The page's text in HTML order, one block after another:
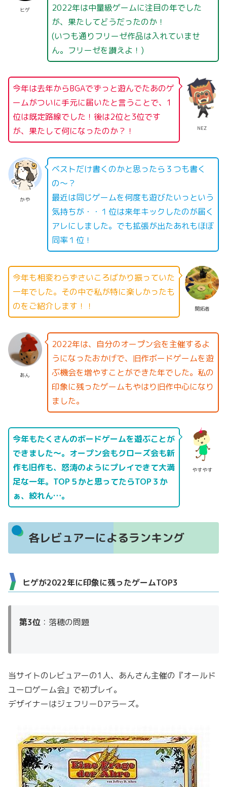
ヒゲ
2022年は中量級ゲームに注目の年でした
が、果たしてどうだったのか！
(いつも通りフリーゼ作品は入れていませ
ん。フリーゼを讃えよ！)
NEZ
今年は去年からBGAでずっと遊んでたあのゲ
ームがついに手元に届いたと言うことで、1
位は既定路線でした！後は2位と3位です
が、果たして何になったのか？！
かや
ベストだけ書くのかと思ったら３つも書く
の〜？
最近は同じゲームを何度も遊びたいっという
気持ちが・・１位は来年キックしたのが届く
アレにしました。でも拡張が出たあれもほぼ
同率１位！
開拓者
今年も相変わらずさいころばかり振っていた
一年でした。その中で私が特に楽しかったも
のをご紹介します！！
あん
2022年は、自分のオープン会を主催するよ
うになったおかげで、旧作ボードゲームを遊
ぶ機会を増やすことができた年でした。私の
印象に残ったゲームもやはり旧作中心になり
ました。
やすやす
今年もたくさんのボードゲームを遊ぶことが
できました～。オープン会もクローズ会も新
作も旧作も、怒涛のようにプレイできて大満
足な一年。TOP５かと思ってたらTOP３か
ぁ、絞れん…。
各レビュアーによるランキング
ヒゲが2022年に印象に残ったゲームTOP3
第3位 ：落穂の問題
当サイトのレビュアーの1人、あんさん主催の『オールド
ユーロゲーム会』で初プレイ。
デザイナーはジェフリーDアラーズ。